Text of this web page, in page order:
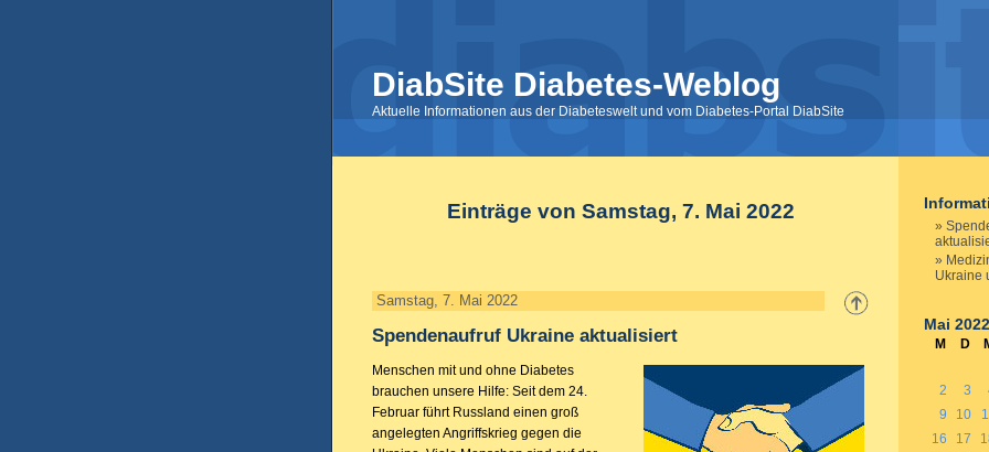
DiabSite Diabetes-Weblog
Aktuelle Informationen aus der Diabeteswelt und vom Diabetes-Portal DiabSite
Einträge von Samstag, 7. Mai 2022
Samstag, 7. Mai 2022
Spendenaufruf Ukraine aktualisiert
Menschen mit und ohne Diabetes
brauchen unsere Hilfe: Seit dem 24.
Februar führt Russland einen groß
angelegten Angriffskrieg gegen die
Ukraine
Mai 2022
M D
2
3
9
10
16
17